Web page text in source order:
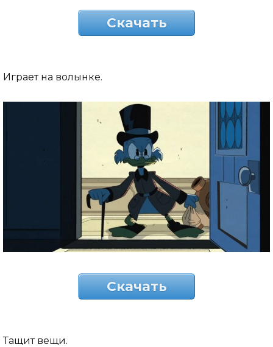
Скачать
Играет на волынке.
Скачать
Тащит вещи.